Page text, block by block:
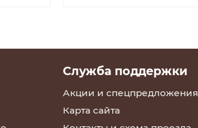
Служба поддержки
Акции и спецпредложения
Карта сайта